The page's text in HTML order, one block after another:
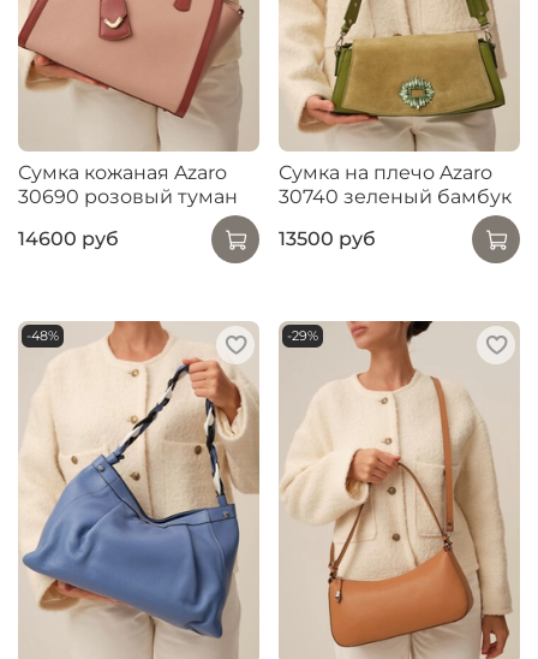
Сумка кожаная Azaro
30690 розовый туман
14600 руб
Сумка на плечо Azaro
30740 зеленый бамбук
13500 руб
-48% -29%